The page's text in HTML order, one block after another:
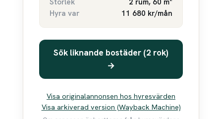
Hyra var
11 680 kr/mån
Sök liknande bostäder (2 rok)
→
Visa originalannonsen hos hyresvärden
Visa arkiverad version (Wayback Machine)